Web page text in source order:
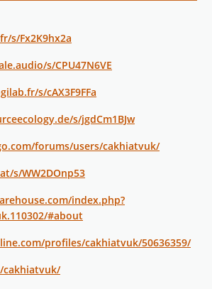
s/Fx2K9hx2a
s/CPU47N6VE
s/cAX3F9FFa
s/jgdCm1BJw
forums/users/cakhiatvuk/
s/WW2DOnp53
index.php?
#about
profiles/cakhiatvuk/50636359/